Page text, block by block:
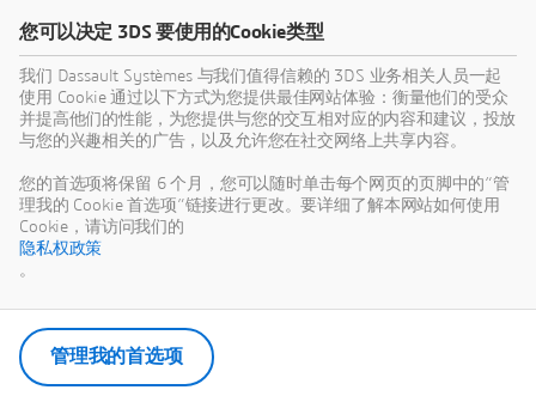
您可以决定 3DS 要使用的Cookie类型
我们 Dassault Systèmes 与我们值得信赖的 3DS 业务相关人员一起
使用 Cookie 通过以下方式为您提供最佳网站体验：衡量他们的受众
并提高他们的性能，为您提供与您的交互相对应的内容和建议，投放
与您的兴趣相关的广告，以及允许您在社交网络上共享内容。
您的首选项将保留 6 个月，您可以随时单击每个网页的页脚中的“管
理我的 Cookie 首选项”链接进行更改。要详细了解本网站如何使用
Cookie，请访问我们的
隐私权政策
。
管理我的首选项